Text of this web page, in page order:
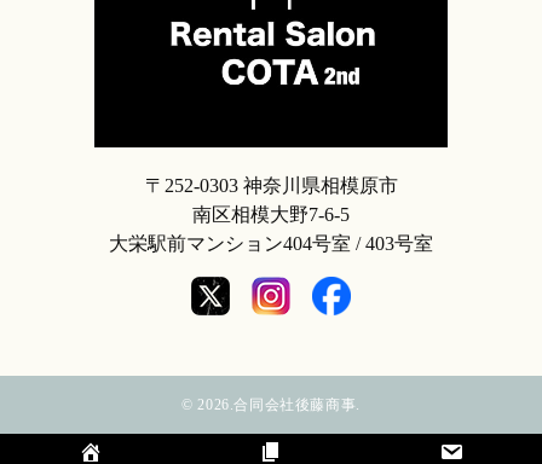
〒252-0303 神奈川県相模原市
南区相模大野7-6-5
大栄駅前マンション404号室 / 403号室
©2026.合同会社後藤商事.